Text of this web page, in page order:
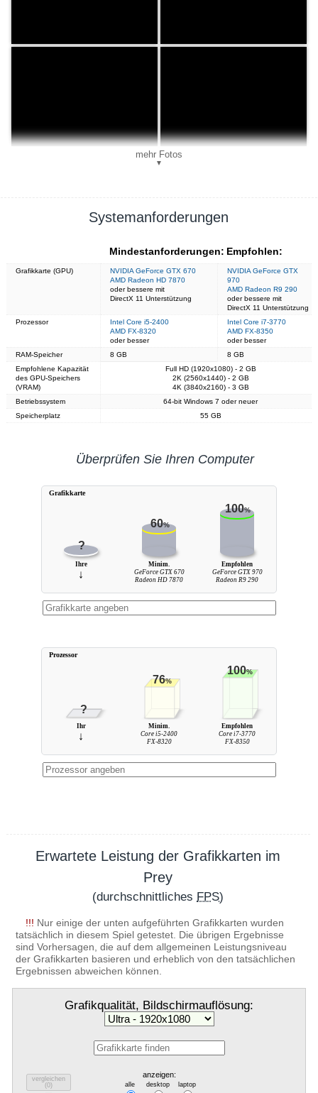
mehr Fotos
▼
Systemanforderungen
Mindestanforderungen: Empfohlen:
Grafikkarte (GPU)
NVIDIA GeForce GTX 670
AMD Radeon HD 7870
oder bessere mit
DirectX 11 Unterstützung
NVIDIA GeForce GTX
970
AMD Radeon R9 290
oder bessere mit
DirectX 11 Unterstützung
Prozessor
Intel Core i5-2400
AMD FX-8320
oder besser
Intel Core i7-3770
AMD FX-8350
oder besser
RAM-Speicher
8 GB
8 GB
Empfohlene Kapazität
des GPU-Speichers
(VRAM)
Full HD (1920x1080) - 2 GB
2K (2560x1440) - 2 GB
4K (3840x2160) - 3 GB
Betriebssystem
64-bit Windows 7 oder neuer
Speicherplatz
55 GB
Überprüfen Sie Ihren Computer
?
60%
100%
Ihre
↓
Minim.
GeForce GTX 670
Radeon HD 7870
Empfohlen
GeForce GTX 970
Radeon R9 290
Grafikkarte
?
76%
100%
Ihr
↓
Minim.
Core i5-2400
FX-8320
Empfohlen
Core i7-3770
FX-8350
Prozessor
Erwartete Leistung der Grafikkarten im
Prey
(durchschnittliches FPS)
!!! Nur einige der unten aufgeführten Grafikkarten wurden
tatsächlich in diesem Spiel getestet. Die übrigen Ergebnisse
sind Vorhersagen, die auf dem allgemeinen Leistungsniveau
der Grafikkarten basieren und erheblich von den tatsächlichen
Ergebnissen abweichen können.
Grafikqualität, Bildschirmauflösung:
vergleichen
(0)
anzeigen:
alle desktop laptop